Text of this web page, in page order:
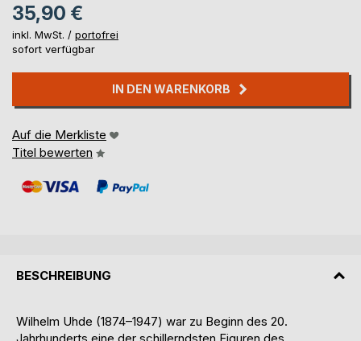
35,90 €
inkl. MwSt. / portofrei
sofort verfügbar
IN DEN WARENKORB
Auf die Merkliste
Titel bewerten
BESCHREIBUNG
Wilhelm Uhde (1874–1947) war zu Beginn des 20.